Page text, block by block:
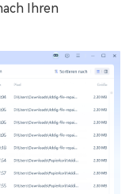
Ihren